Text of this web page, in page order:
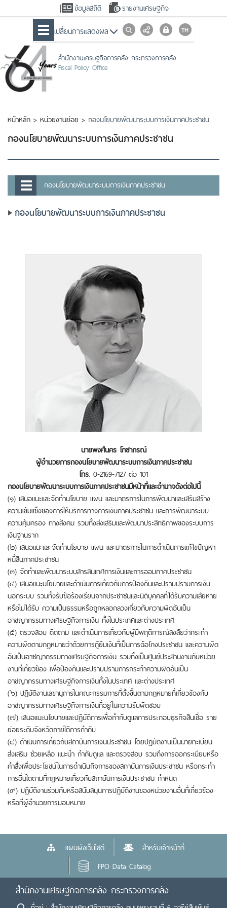
ข้อมูลสถิติ รายงานเศรษฐกิจ
เปลื่ยนการแสดงผล
สำนักงานเศรษฐกิจการคลัง กระทรวงการคลัง
Fiscal Policy Office
หน้าหลัก > หน่วยงานย่อย > กองนโยบายพัฒนาระบบการเงินภาคประชาชน
กองนโยบายพัฒนาระบบการเงินภาคประชาชน
กองนโยบายพัฒนาระบบการเงินภาคประชาชน
กองนโยบายพัฒนาระบบการเงินภาคประชาชน
นายพงศ์นคร โภชากรณ์
ผู้อำนวยการกองนโยบายพัฒนาระบบการเงินภาคประชาชน
โทร. 0-2169-7127 ต่อ 101
กองนโยบายพัฒนาระบบการเงินภาคประชาชนมีหน้าที่และอำนาจดังต่อไปนี้
(๑) เสนอแนะและจัดทำนโยบาย แผน และมาตรการในการพัฒนาและเสริมสร้าง
ความเข้มแข็งของการให้บริการทางการเงินภาคประชาชน และการพัฒนาระบบ
ความคุ้มครอง ทางสังคม รวมทั้งส่งเสริมและพัฒนาประสิทธิภาพของระบบการ
เงินฐานราก
(๒) เสนอแนะและจัดทำนโยบาย แผน และมาตรการในการดำเนินการแก้ไขปัญหา
หนี้สินภาคประชาชน
(๓) จัดทำและพัฒนาระบบสารสนเทศการเงินและการออมภาคประชาชน
(๔) เสนอแนะนโยบายและดำเนินการเกี่ยวกับการป้องกันและปราบปรามการเงิน
นอกระบบ รวมทั้งรับข้อร้องเรียนจากประชาชนและนิติบุคคลที่ได้รับความเสียหาย
หรือไม่ได้รับ ความเป็นธรรมหรือถูกหลอกลวงเกี่ยวกับความผิดอันเป็น
อาชญากรรมทางเศรษฐกิจการเงิน ทั้งในประเทศและต่างประเทศ
(๕) ตรวจสอบ ติดตาม และดำเนินการเกี่ยวกับผู้มีพฤติการณ์สงสัยว่ากระทำ
ความผิดตามกฎหมายว่าด้วยการกู้ยืมเงินที่เป็นการฉ้อโกงประชาชน และความผิด
อันเป็นอาชญากรรมทางเศรษฐกิจการเงิน รวมทั้งเป็นศูนย์ประสานงานกับหน่วย
งานที่เกี่ยวข้อง เพื่อป้องกันและปราบปรามการกระทำความผิดอันเป็น
อาชญากรรมทางเศรษฐกิจการเงินทั้งในประเทศ และต่างประเทศ
(๖) ปฏิบัติงานเลขานุการในคณะกรรมการที่ตั้งขึ้นตามกฎหมายที่เกี่ยวข้องกับ
อาชญากรรมทางเศรษฐกิจการเงินที่อยู่ในความรับผิดชอบ
(๗) เสนอแนะนโยบายและปฏิบัติการเพื่อกำกับดูแลการประกอบธุรกิจสินเชื่อ ราย
ย่อยระดับจังหวัดภายใต้การกำกับ
(๘) ดำเนินการเกี่ยวกับสถาบันการเงินประชาชน โดยปฏิบัติงานเป็นนายทะเบียน
ส่งเสริม ช่วยเหลือ แนะนำ กำกับดูแล และตรวจสอบ รวมถึงการออกระเบียบหรือ
คำสั่งเพื่อประโยชน์ในการดำเนินกิจการของสถาบันการเงินประชาชน หรือกระทำ
การอื่นใดตามที่กฎหมายเกี่ยวกับสถาบันการเงินประชาชน กำหนด
(๙) ปฏิบัติงานร่วมกับหรือสนับสนุนการปฏิบัติงานของหน่วยงานอื่นที่เกี่ยวข้อง
หรือที่ผู้อำนวยการมอบหมาย
แผนผังเว็บไซต์
สำหรับเจ้าหน้าที่
FPO Data Catalog
สำนักงานเศรษฐกิจการคลัง กระทรวงการคลัง